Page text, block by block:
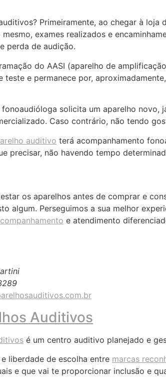
Primeiramente, ao chegar à
exames realizados e
perda de audição.
do AASI (aparelho de
teste e permanece por,
solicita um aparelho
Caso contrário, não tendo
auditivo terá acompanhamento
precisar, não havendo tempo
os aparelhos antes de comprar e
algum. Perseguimos a sua melhor
e atendimento
Auditivos
é um centro auditivo planejado e
liberdade de escolha entre marcas
e que vai te proporcionar inclusão e